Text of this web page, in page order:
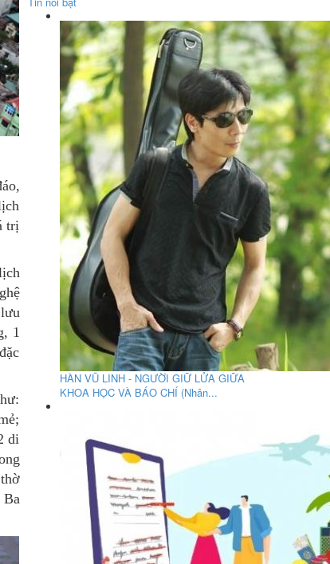
trị
1
di
HÀN VŨ LINH - NGƯỜI GIỮ LỬA GIỮA
KHOA HỌC VÀ BÁO CHÍ (Nhân...